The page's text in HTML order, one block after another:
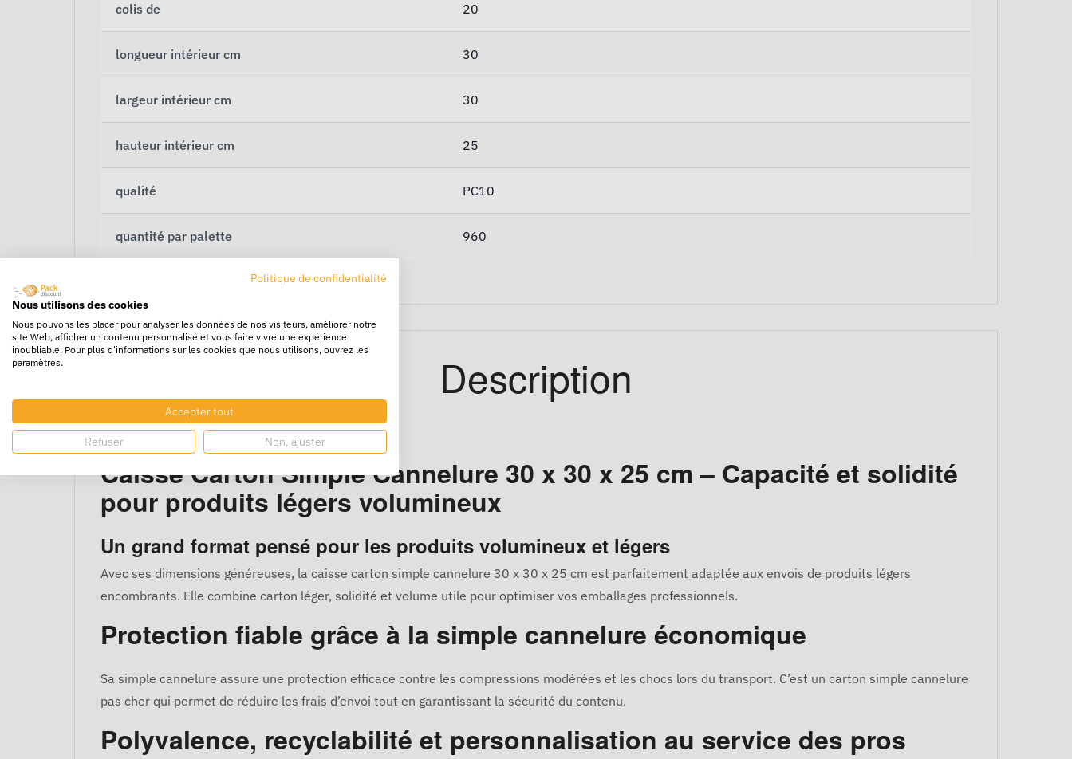
colis de 20
longueur intérieur cm 30
largeur intérieur cm 30
hauteur intérieur cm 25
qualité PC10
quantité par palette 960
Description
Colis de 20 cartons
Caisse Carton Simple Cannelure 30 x 30 x 25 cm – Capacité et solidité
pour produits légers volumineux
Un grand format pensé pour les produits volumineux et légers
Avec ses dimensions généreuses, la caisse carton simple cannelure 30 x 30 x 25 cm est parfaitement adaptée aux envois de produits légers
encombrants. Elle combine carton léger, solidité et volume utile pour optimiser vos emballages professionnels.
Protection fiable grâce à la simple cannelure économique
Sa simple cannelure assure une protection efficace contre les compressions modérées et les chocs lors du transport. C’est un carton simple cannelure
pas cher qui permet de réduire les frais d’envoi tout en garantissant la sécurité du contenu.
Polyvalence, recyclabilité et personnalisation au service des pros
Politique de confidentialité
Nous utilisons des cookies
Nous pouvons les placer pour analyser les données de nos visiteurs, améliorer notre
site Web, afficher un contenu personnalisé et vous faire vivre une expérience
inoubliable. Pour plus d'informations sur les cookies que nous utilisons, ouvrez les
paramètres.
Accepter tout
Refuser Non, ajuster